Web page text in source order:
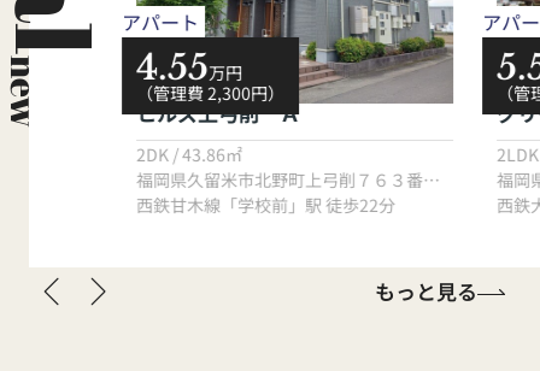
new
アパート
4.55万円
（管理費 2,300円）
ヒルズ上弓削 Ａ
2DK / 43.86㎡
福岡県久留米市北野町上弓削７６３番地１
西鉄甘木線「学校前」駅 徒歩22分
アパ
（
グ
福岡
西鉄
もっと見る